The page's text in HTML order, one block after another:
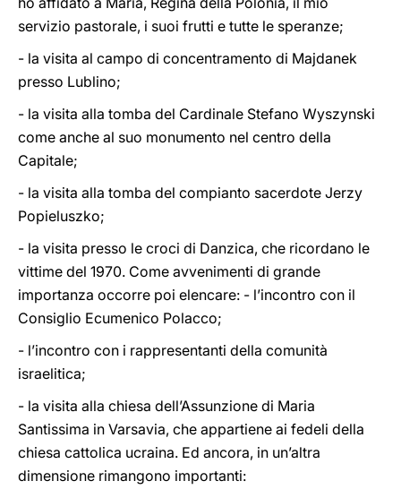
servizio pastorale, i suoi frutti e tutte le speranze;
- la visita al campo di concentramento di Majdanek
presso Lublino;
- la visita alla tomba del Cardinale Stefano Wyszynski
come anche al suo monumento nel centro della
Capitale;
- la visita alla tomba del compianto sacerdote Jerzy
Popieluszko;
- la visita presso le croci di Danzica, che ricordano le
vittime del 1970. Come avvenimenti di grande
importanza occorre poi elencare: - l’incontro con il
Consiglio Ecumenico Polacco;
- l’incontro con i rappresentanti della comunità
israelitica;
- la visita alla chiesa dell’Assunzione di Maria
Santissima in Varsavia, che appartiene ai fedeli della
chiesa cattolica ucraina. Ed ancora, in un’altra
dimensione rimangono importanti: